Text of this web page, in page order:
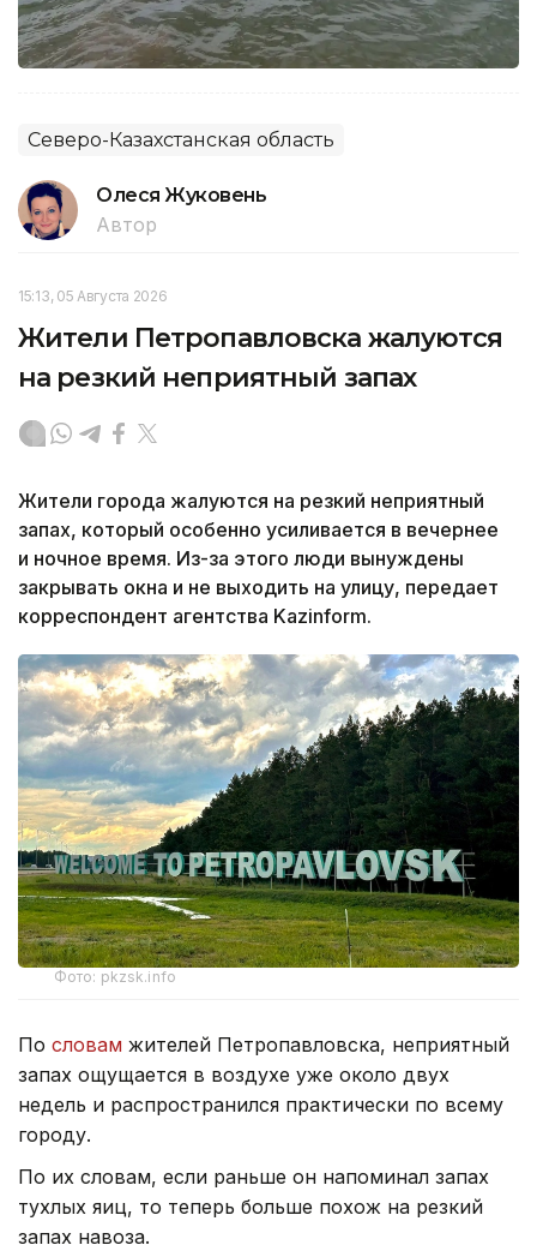
Северо-Казахстанская область
Олеся Жуковень
Автор
15:13, 05 Августа 2026
Жители Петропавловска жалуются
на резкий неприятный запах
Жители города жалуются на резкий неприятный
запах, который особенно усиливается в вечернее
и ночное время. Из-за этого люди вынуждены
закрывать окна и не выходить на улицу, передает
корреспондент агентства Kazinform.
Фото: pkzsk.info
По словам жителей Петропавловска, неприятный
запах ощущается в воздухе уже около двух
недель и распространился практически по всему
городу.
По их словам, если раньше он напоминал запах
тухлых яиц, то теперь больше похож на резкий
запах навоза.